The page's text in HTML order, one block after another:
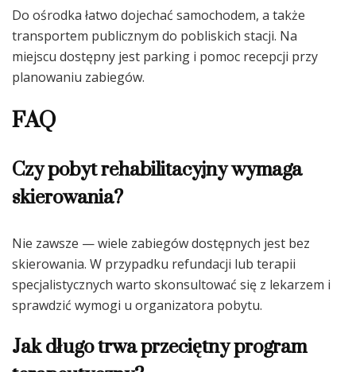
Do ośrodka łatwo dojechać samochodem, a także
transportem publicznym do pobliskich stacji. Na
miejscu dostępny jest parking i pomoc recepcji przy
planowaniu zabiegów.
FAQ
Czy pobyt rehabilitacyjny wymaga
skierowania?
Nie zawsze — wiele zabiegów dostępnych jest bez
skierowania. W przypadku refundacji lub terapii
specjalistycznych warto skonsultować się z lekarzem i
sprawdzić wymogi u organizatora pobytu.
Jak długo trwa przeciętny program